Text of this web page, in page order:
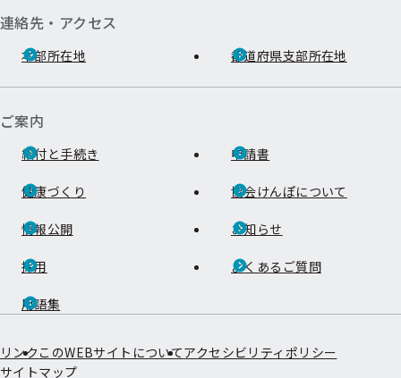
連絡先・アクセス
本部所在地 都道府県支部所在地
ご案内
給付と手続き 申請書
健康づくり 協会けんぽについて
情報公開 お知らせ
採用 よくあるご質問
用語集
リンク このWEBサイトについてアクセシビリティポリシー
サイトマップ